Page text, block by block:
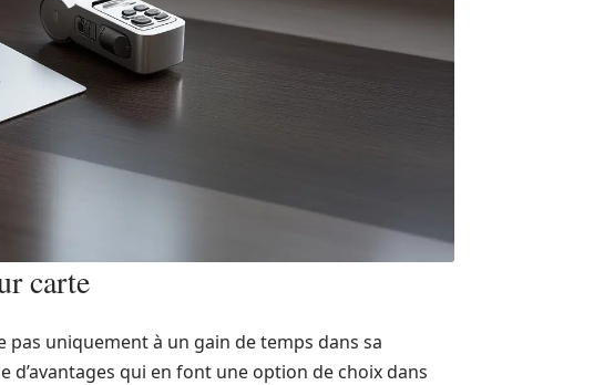
carte
uniquement à un gain de temps dans sa
qui en font une option de choix dans